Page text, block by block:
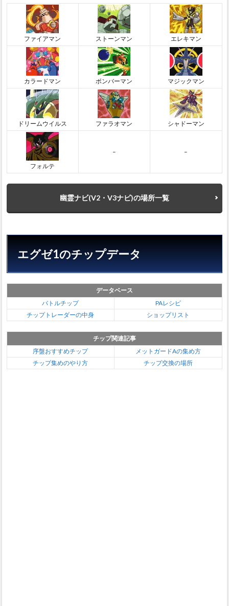
ファイアマン ストーンマン エレキマン
カラードマン ボンバーマン マジックマン
ドリームウイルス ファラオマン シャドーマン
フォルテ
– –
幽霊ナビ(V2・V3ナビ)の場所一覧
エグゼ1のチップデータ
データベース
バトルチップ
PAレシピ
チップトレーダーの中身
ショップリスト
チップ関連記事
序盤おすすめチップ
メットガードAの集め方
チップ集めのやり方
チップ交換の場所